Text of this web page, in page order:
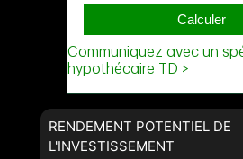
RENDEMENT POTENTIEL DE
L'INVESTISSEMENT